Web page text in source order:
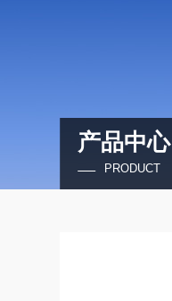
产品中心
PRODUCT